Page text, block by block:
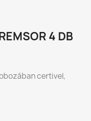
4 DB
certivel,